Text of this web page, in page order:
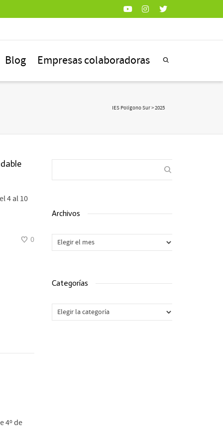
Blog Empresas colaboradoras
IES Polígono Sur> 2025
4 al 10
0
4º de
Archivos
Archivos
Categorías
Categorías